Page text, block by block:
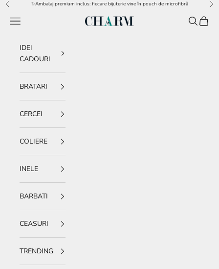
Sari la conținut
Înapoi ✨Ambalaj premium inclus: fiecare bijuterie vine în pouch de microfibră
charm.ro
Meniu CautăCoș
IDEI
CADOURI
BRATARI
CERCEI
COLIERE
INELE
BARBATI
CEASURI
TRENDING